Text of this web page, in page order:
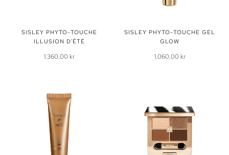
SISLEY PHYTO-TOUCHE
ILLUSION D'ÉTÉ
1.360,00 kr
SISLEY PHYTO-TOUCHE GEL
GLOW
1.060,00 kr